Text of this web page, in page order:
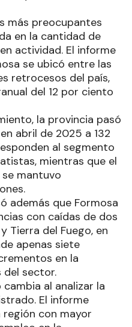
más preocupantes
en la cantidad de
actividad. El informe
se ubicó entre las
retrocesos del país,
del 12 por ciento
la provincia pasó
abril de 2025 a 132
al segmento
mientras que el
mantuvo
además que Formosa
con caídas de dos
Tierra del Fuego, en
apenas siete
en la
del sector.
al analizar la
El informe
región con mayor